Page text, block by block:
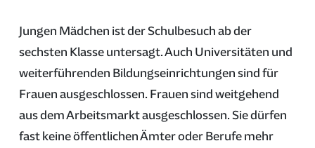
Jungen Mädchen ist der Schulbesuch ab der
sechsten Klasse untersagt. Auch Universitäten und
weiterführenden Bildungseinrichtungen sind für
Frauen ausgeschlossen. Frauen sind weitgehend
aus dem Arbeitsmarkt ausgeschlossen. Sie dürfen
fast keine öffentlichen Ämter oder Berufe mehr